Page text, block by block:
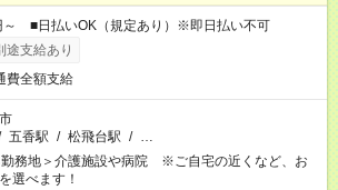
～ ■日払いOK（規定あり）※即日払い不可
途支給あり
費全額支給
五香駅 / 松飛台駅 / …
勤務地＞介護施設や病院 ※ご自宅の近くなど、お
選べます！